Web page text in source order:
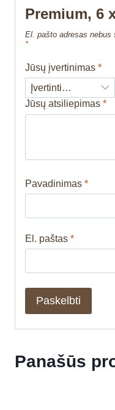
Premium, 6
El. pašto adresas nebus
*
Jūsų įvertinimas *
Jūsų atsiliepimas *
Pavadinimas *
El. paštas *
Panašūs